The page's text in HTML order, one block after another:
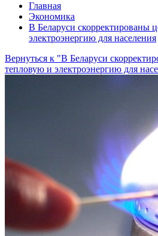
Главная
Экономика
В Беларуси скорректированы
электроэнергию для населения
Вернуться к "В Беларуси
тепловую и электроэнергию для